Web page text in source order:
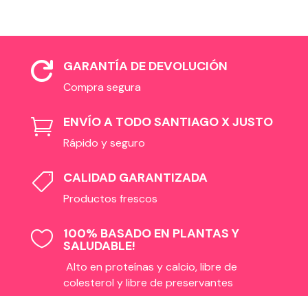
 GARANTÍA DE DEVOLUCIÓN
Compra segura
 ENVÍO A TODO SANTIAGO X JUSTO
Rápido y seguro
 CALIDAD GARANTIZADA
Productos frescos
 100% BASADO EN PLANTAS Y
SALUDABLE!
Alto en proteínas y calcio, libre de
colesterol y libre de preservantes